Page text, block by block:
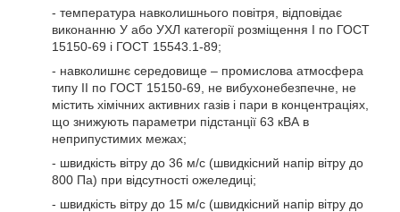
- температура навколишнього повітря, відповідає
виконанню У або УХЛ категорії розміщення І по ГОСТ
15150-69 і ГОСТ 15543.1-89;
- навколишнє середовище – промислова атмосфера
типу ІІ по ГОСТ 15150-69, не вибухонебезпечне, не
містить хімічних активних газів і пари в концентраціях,
що знижують параметри підстанції 63 кВА в
неприпустимих межах;
- швидкість вітру до 36 м/с (швидкісний напір вітру до
800 Па) при відсутності ожеледиці;
- швидкість вітру до 15 м/с (швидкісний напір вітру до